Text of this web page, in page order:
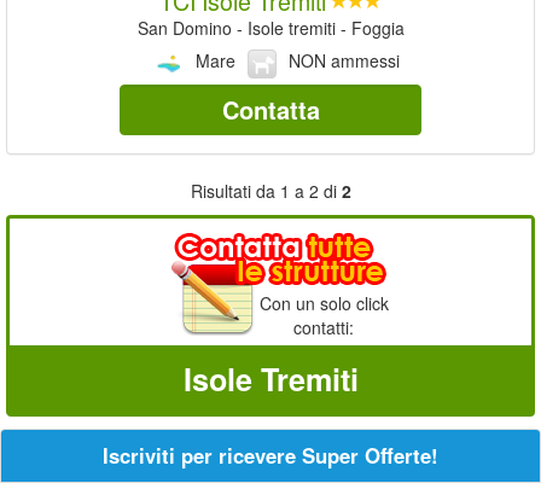
San Domino - Isole tremiti - Foggia
Mare
NON ammessi
Contatta
Risultati da 1 a 2 di 2
Con un solo click
contatti:
Isole Tremiti
Iscriviti per ricevere Super Offerte!